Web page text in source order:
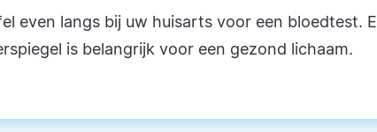
even langs bij uw huisarts voor een bloedtest.
is belangrijk voor een gezond lichaam.